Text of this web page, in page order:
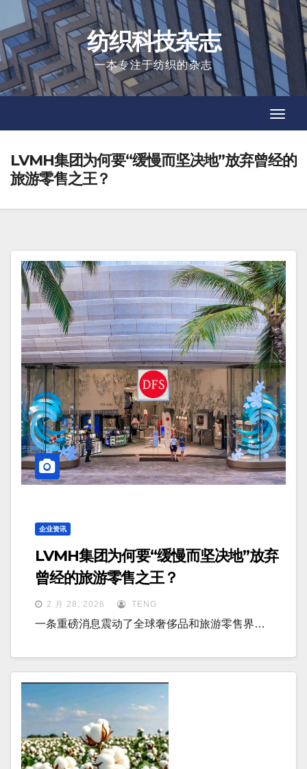
to
content
纺织科技杂志
一本专注于纺织的杂志
LVMH集团为何要“缓慢而坚决地”放弃曾经的
旅游零售之王？
企业资讯
LVMH集团为何要“缓慢而坚决地”放弃
曾经的旅游零售之王？
2 月 28, 2026 TENG
一条重磅消息震动了全球奢侈品和旅游零售界…